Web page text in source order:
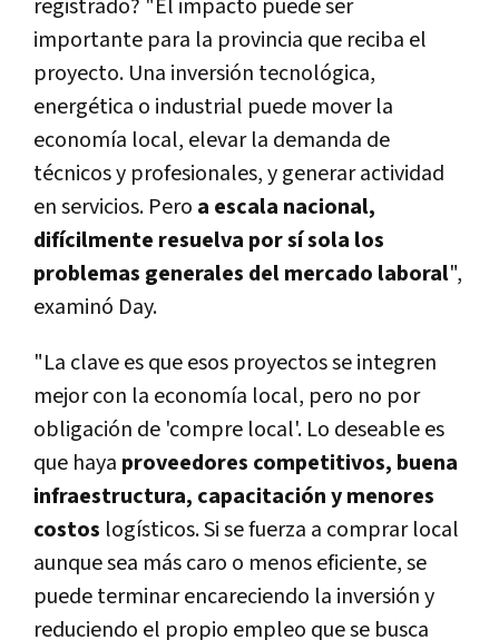
registrado? "El impacto puede ser
importante para la provincia que reciba el
proyecto. Una inversión tecnológica,
energética o industrial puede mover la
economía local, elevar la demanda de
técnicos y profesionales, y generar actividad
en servicios. Pero a escala nacional,
difícilmente resuelva por sí sola los
problemas generales del mercado laboral",
examinó Day.
"La clave es que esos proyectos se integren
mejor con la economía local, pero no por
obligación de 'compre local'. Lo deseable es
que haya proveedores competitivos, buena
infraestructura, capacitación y menores
costos logísticos. Si se fuerza a comprar local
aunque sea más caro o menos eficiente, se
puede terminar encareciendo la inversión y
reduciendo el propio empleo que se busca